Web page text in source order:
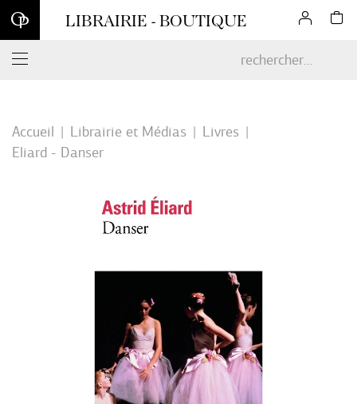
Inscrivez-vous à notre newsletter et profitez d'une remise de 10
% sur votre première commande en ligne*
LIBRAIRIE - BOUTIQUE
Accueil Librairie et Médias
Livres
Eliard - Danser